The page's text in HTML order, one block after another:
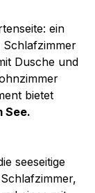
ein
Dusche und
bietet
See.
seeseitige